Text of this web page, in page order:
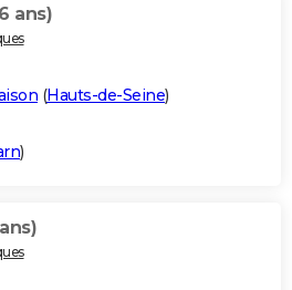
ans)
(Hauts-de-Seine)
)